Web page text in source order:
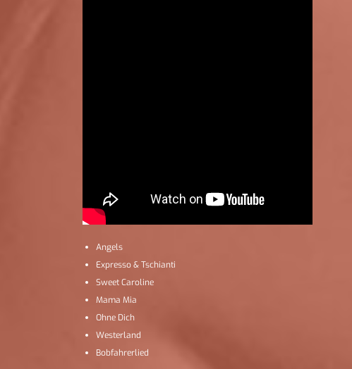
Angels
Expresso & Tschianti
Sweet Caroline
Mama Mia
Ohne Dich
Westerland
Bobfahrerlied